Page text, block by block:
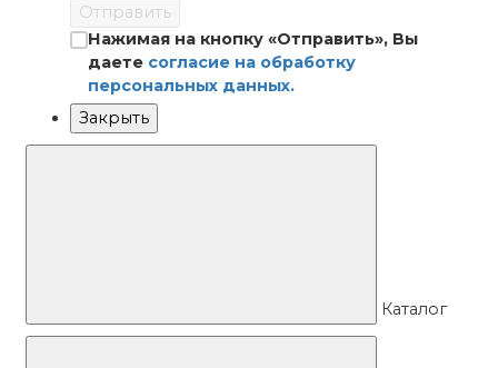
Отправить
Нажимая на кнопку «Отправить», Вы
даете согласие на обработку
персональных данных.
Закрыть
Каталог